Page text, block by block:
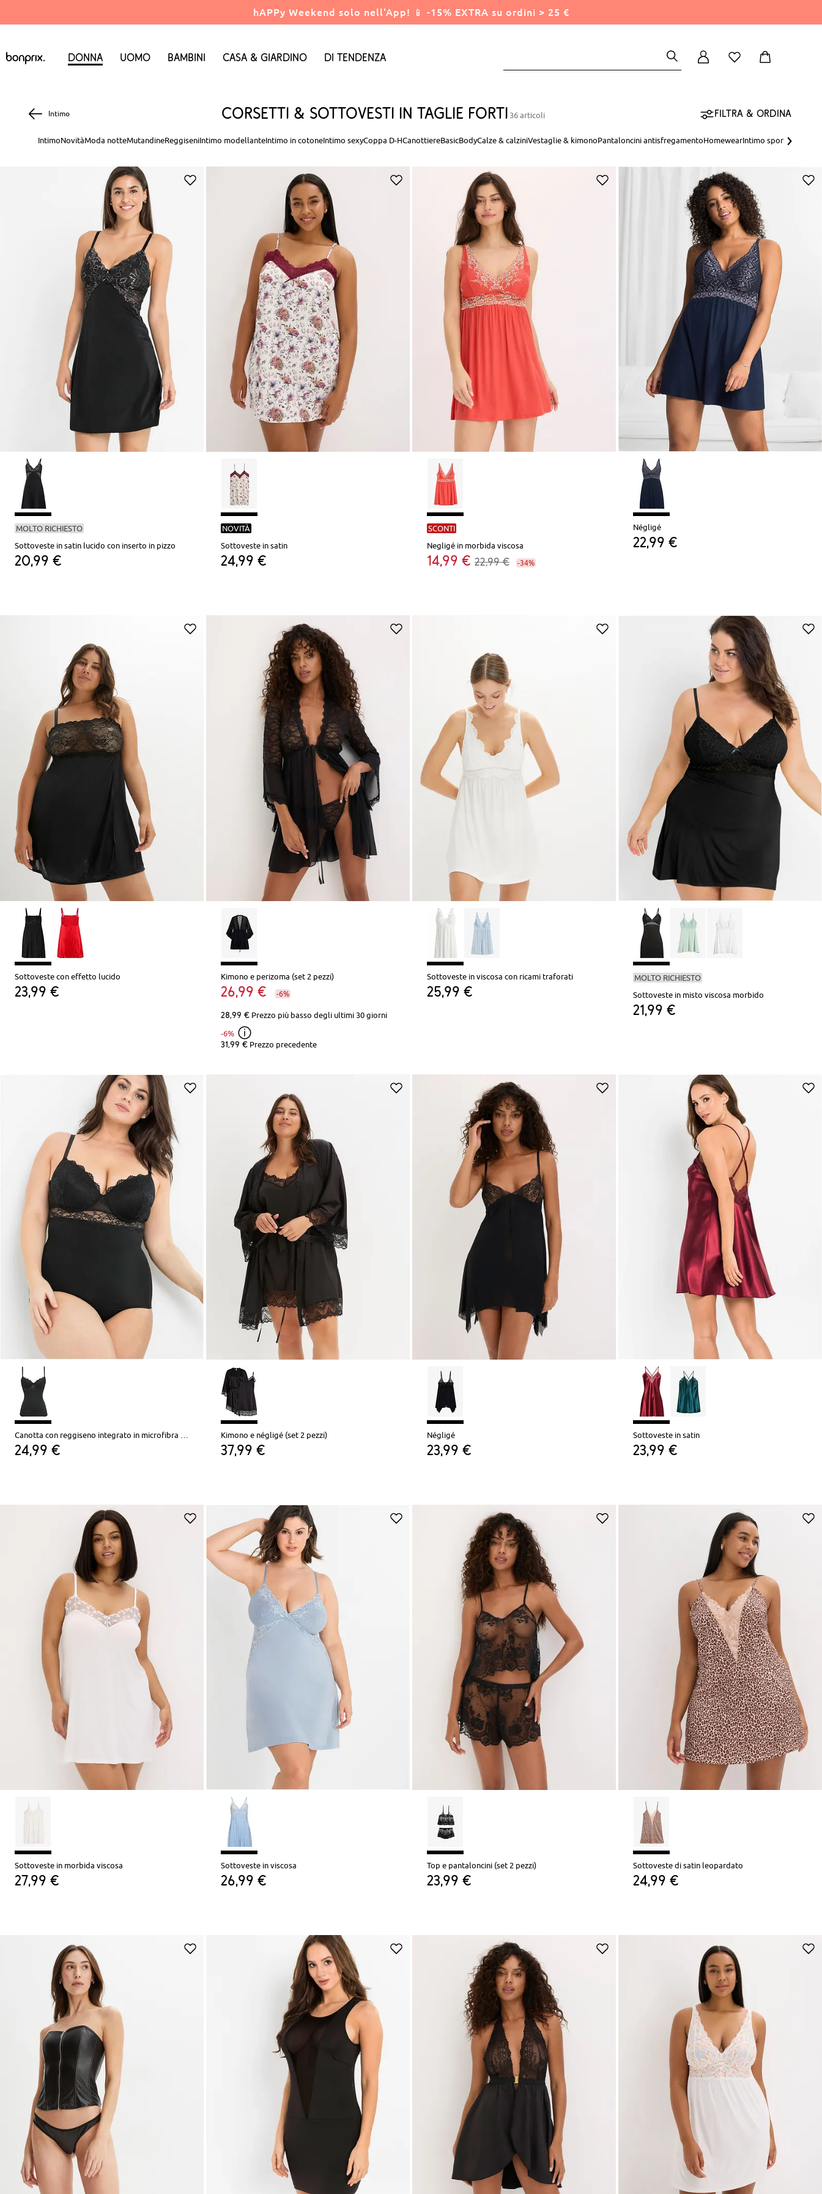
hAPPy Weekend solo nell'App! 📱 -15% EXTRA su ordini > 25 €
Donna Uomo Bambini Casa & Giardino Di tendenza
Intimo Corsetti & sottovesti in taglie forti 36 articoli Filtra & ordina
IntimoNovitàModa notteMutandineReggiseniIntimo modellanteIntimo in cotoneIntimo sexyCoppa D-HCanottiereBasicBodyCalze & calziniVestaglie & kimonoPantaloncini antisfregamentoHomewearIntimo sportivo
›
MOLTO RICHIESTO
Sottoveste in satin lucido con inserto in pizzo
20,99 €
NOVITÀ
Sottoveste in satin
24,99 €
SCONTI
Negligé in morbida viscosa
14,99 € 22,99 € -34%
Négligé
22,99 €
Sottoveste con effetto lucido
23,99 €
Kimono e perizoma (set 2 pezzi)
26,99 € -6%
28,99 € Prezzo più basso degli ultimi 30 giorni
-6%
31,99 € Prezzo precedente
Sottoveste in viscosa con ricami traforati
25,99 €
MOLTO RICHIESTO
Sottoveste in misto viscosa morbido
21,99 €
24,99 €
Kimono e négligé (set 2 pezzi)
37,99 €
Négligé
23,99 €
Sottoveste in satin
23,99 €
Sottoveste in morbida viscosa
27,99 €
Sottoveste in viscosa
26,99 €
Top e pantaloncini (set 2 pezzi)
23,99 €
Sottoveste di satin leopardato
24,99 €